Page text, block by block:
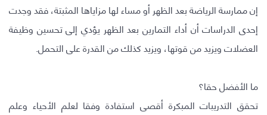
إن ممارسة الرياضة بعد الظهر أو مساء لها مزاياها المثبتة، فقد وجدت
إحدى الدراسات أن أداء التمارين بعد الظهر يؤدي إلى تحسين وظيفة
العضلات ويزيد من قوتها، ويزيد كذلك من القدرة على التحمل.
ما الأفضل حقا؟
تحقق التدريبات المبكرة أقصى استفادة وفقا لعلم الأحياء وعلم